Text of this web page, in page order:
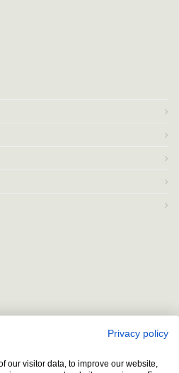
Privacy policy
our visitor data, to improve our website,